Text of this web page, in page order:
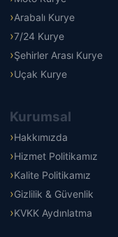
Arabalı Kurye
7/24 Kurye
Şehirler Arası Kurye
Uçak Kurye
Kurumsal
Hakkımızda
Hizmet Politikamız
Kalite Politikamız
Gizlilik & Güvenlik
KVKK Aydınlatma